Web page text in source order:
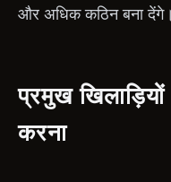
और अधिक कठिन बना देंगे।
प्रमुख
करना